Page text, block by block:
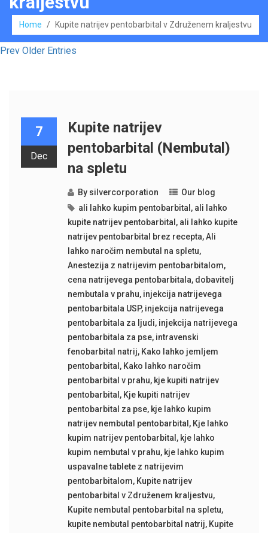
Home / Kupite natrijev pentobarbital v Združenem kraljestvu
Prev Older Entries
7
Dec
Kupite natrijev
pentobarbital (Nembutal)
na spletu
By silvercorporation
Our blog
ali lahko kupim pentobarbital , ali lahko
kupite natrijev pentobarbital , ali lahko kupite
natrijev pentobarbital brez recepta,Ali
lahko naročim nembutal na spletu,
Anestezija z natrijevim pentobarbitalom,
cena natrijevega pentobarbitala, dobavitelj
nembutala v prahu, injekcija natrijevega
pentobarbitala USP, injekcija natrijevega
pentobarbitala za ljudi, injekcija natrijevega
pentobarbitala za pse, intravenski
fenobarbital natrij, Kako lahko jemljem
pentobarbital , Kako lahko naročim
pentobarbital v prahu, kje kupiti natrijev
pentobarbital , Kje kupiti natrijev
pentobarbital za pse, kje lahko kupim
natrijev nembutal pentobarbital , Kje lahko
kupim natrijev pentobarbital , kje lahko
kupim nembutal v prahu, kje lahko kupim
uspavalne tablete z natrijevim
pentobarbitalom, Kupite natrijev
pentobarbital v Združenem kraljestvu,
Kupite nembutal pentobarbital na spletu,
kupite nembutal pentobarbital natrij, Kupite